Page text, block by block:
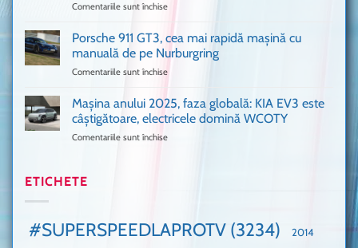
în
UK,
nevoie
de
Comentariile sunt închise
VANS!
Am
pus
umărul
cu
mai
mare
Porsche 911 GT3, cea mai rapidă mașină cu
manuală de pe Nurburgring
Comentariile sunt închise
911
GT3,
cea
pe
Nurburgring
Mașina anului 2025, faza globală: KIA EV3 este
câștigătoare, electricele domină WCOTY
Comentariile sunt închise
EV3
ETICHETE
#SUPERSPEEDLAPROTV (3234) 2014